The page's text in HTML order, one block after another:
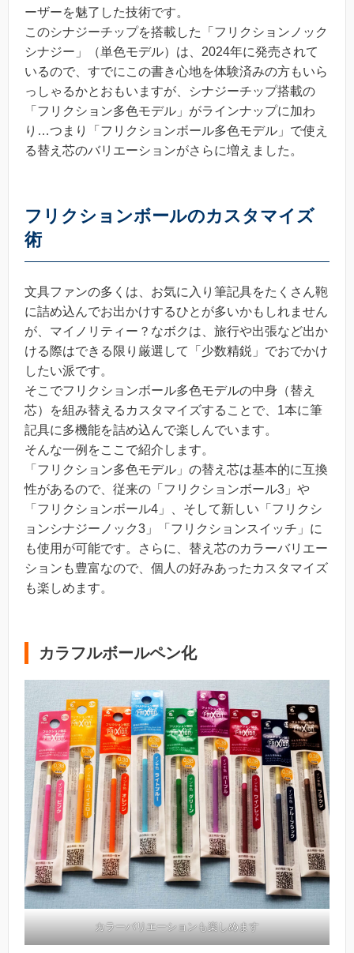
ーザーを魅了した技術です。
このシナジーチップを搭載した「フリクションノック
シナジー」（単色モデル）は、2024年に発売されて
いるので、すでにこの書き心地を体験済みの方もいら
っしゃるかとおもいますが、シナジーチップ搭載の
「フリクション多色モデル」がラインナップに加わ
り…つまり「フリクションボール多色モデル」で使え
る替え芯のバリエーションがさらに増えました。
フリクションボールのカスタマイズ
術
文具ファンの多くは、お気に入り筆記具をたくさん鞄
に詰め込んでお出かけするひとが多いかもしれません
が、マイノリティー？なボクは、旅行や出張など出か
ける際はできる限り厳選して「少数精鋭」でおでかけ
したい派です。
そこでフリクションボール多色モデルの中身（替え
芯）を組み替えるカスタマイズすることで、1本に筆
記具に多機能を詰め込んで楽しんでいます。
そんな一例をここで紹介します。
「フリクション多色モデル」の替え芯は基本的に互換
性があるので、従来の「フリクションボール3」や
「フリクションボール4」、そして新しい「フリクシ
ョンシナジーノック3」「フリクションスイッチ」に
も使用が可能です。さらに、替え芯のカラーバリエー
ションも豊富なので、個人の好みあったカスタマイズ
も楽しめます。
カラフルボールペン化
カラーバリエーションも楽しめます